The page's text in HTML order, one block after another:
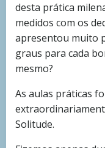
desta prática
medidos com os
apresentou muito
graus para cada
mesmo?
As aulas práticas
Solitude.